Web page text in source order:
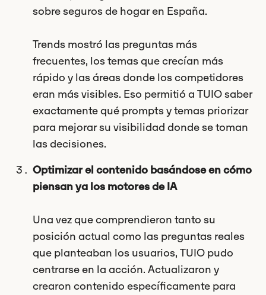
sobre seguros de hogar en España.
Trends mostró las preguntas más
frecuentes, los temas que crecían más
rápido y las áreas donde los competidores
eran más visibles. Eso permitió a TUIO saber
exactamente qué prompts y temas priorizar
para mejorar su visibilidad donde se toman
las decisiones.
Optimizar el contenido basándose en cómo
piensan ya los motores de IA
Una vez que comprendieron tanto su
posición actual como las preguntas reales
que planteaban los usuarios, TUIO pudo
centrarse en la acción. Actualizaron y
crearon contenido específicamente para